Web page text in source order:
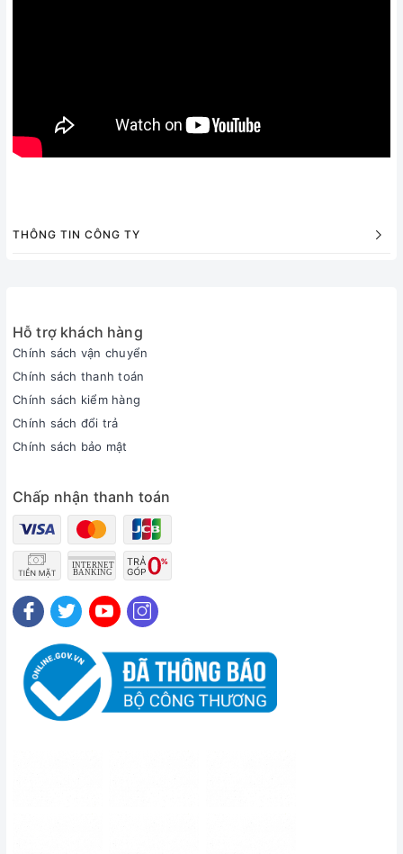
THÔNG TIN CÔNG TY
Hỗ trợ khách hàng
Chính sách vận chuyển
Chính sách thanh toán
Chính sách kiểm hàng
Chính sách đổi trả
Chính sách bảo mật
Chấp nhận thanh toán